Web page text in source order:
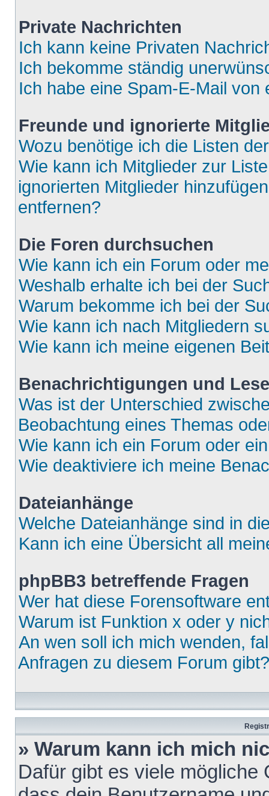
Private Nachrichten
Ich kann keine Privaten
Ich bekomme ständig
Ich habe eine Spam-E-Mail
Freunde und ignorierte
Wozu benötige ich die Listen
Wie kann ich Mitglieder zur
ignorierten Mitglieder
entfernen?
Die Foren durchsuchen
Wie kann ich ein Forum oder
Weshalb erhalte ich bei der
Warum bekomme ich bei der
Wie kann ich nach Mitgliedern
Wie kann ich meine eigenen
Benachrichtigungen und
Was ist der Unterschied
Beobachtung eines Themas
Wie kann ich ein Forum oder
Wie deaktiviere ich meine
Dateianhänge
Welche Dateianhänge sind in
Kann ich eine Übersicht all
phpBB3 betreffende Fragen
Wer hat diese Forensoftware
Warum ist Funktion x oder y
An wen soll ich mich wenden,
Anfragen zu diesem Forum gibt?
» Warum kann ich mich
Dafür gibt es viele